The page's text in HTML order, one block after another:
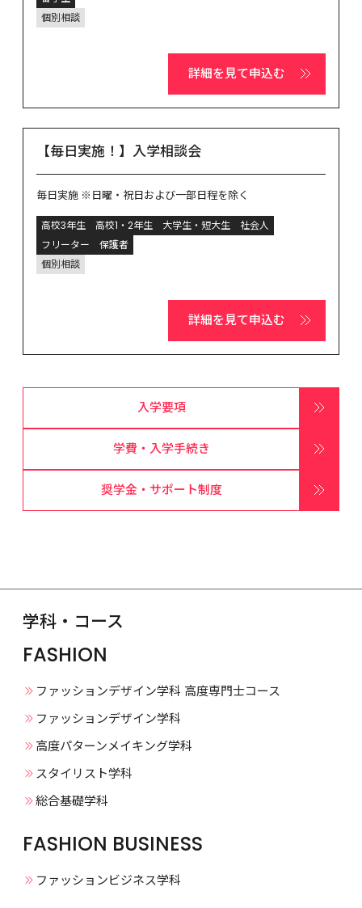
個別相談
詳細を見て申込む
【毎日実施！】入学相談会
毎日実施 ※日曜・祝日および一部日程を除く
高校3年生 高校1・2年生 大学生・短大生
社会人
フリーター
保護者
個別相談
詳細を見て申込む
入学要項
学費・入学手続き
奨学金・サポート制度
学科・コース
FASHION
ファッションデザイン学科 高度専門士コース
ファッションデザイン学科
高度パターンメイキング学科
スタイリスト学科
総合基礎学科
FASHION BUSINESS
ファッションビジネス学科